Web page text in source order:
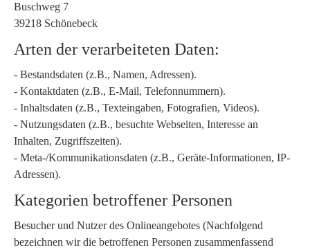
Buschweg 7
39218 Schönebeck
Arten der verarbeiteten Daten:
- Bestandsdaten (z.B., Namen, Adressen).
- Kontaktdaten (z.B., E-Mail, Telefonnummern).
- Inhaltsdaten (z.B., Texteingaben, Fotografien, Videos).
- Nutzungsdaten (z.B., besuchte Webseiten, Interesse an
Inhalten, Zugriffszeiten).
- Meta-/Kommunikationsdaten (z.B., Geräte-Informationen, IP-
Adressen).
Kategorien betroffener Personen
Besucher und Nutzer des Onlineangebotes (Nachfolgend
bezeichnen wir die betroffenen Personen zusammenfassend